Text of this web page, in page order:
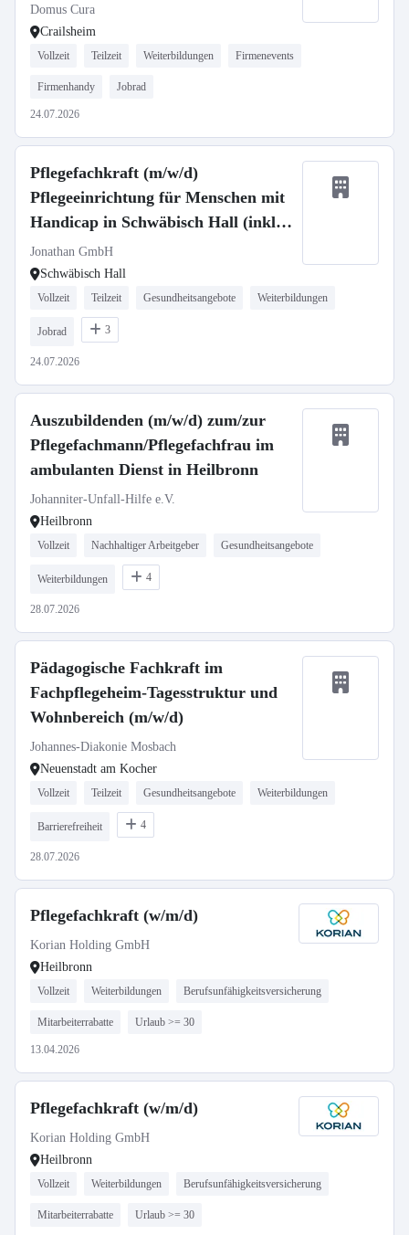
Domus Cura
Crailsheim
Vollzeit Teilzeit Weiterbildungen Firmenevents
Firmenhandy Jobrad
24.07.2026
Pflegefachkraft (m/w/d)
Pflegeeinrichtung für Menschen mit
Handicap in Schwäbisch Hall (inkl.
Willkommensprämie)
Jonathan GmbH
Schwäbisch Hall
Vollzeit Teilzeit Gesundheitsangebote Weiterbildungen
Jobrad 3
24.07.2026
Auszubildenden (m/w/d) zum/zur
Pflegefachmann/Pflegefachfrau im
ambulanten Dienst in Heilbronn
Johanniter-Unfall-Hilfe e.V.
Heilbronn
Vollzeit Nachhaltiger Arbeitgeber Gesundheitsangebote
Weiterbildungen 4
28.07.2026
Pädagogische Fachkraft im
Fachpflegeheim-Tagesstruktur und
Wohnbereich (m/w/d)
Johannes-Diakonie Mosbach
Neuenstadt am Kocher
Vollzeit Teilzeit Gesundheitsangebote Weiterbildungen
Barrierefreiheit 4
28.07.2026
Pflegefachkraft (w/m/d)
Korian Holding GmbH
Heilbronn
Vollzeit Weiterbildungen Berufsunfähigkeitsversicherung
Mitarbeiterrabatte Urlaub >= 30
13.04.2026
Pflegefachkraft (w/m/d)
Korian Holding GmbH
Heilbronn
Vollzeit Weiterbildungen Berufsunfähigkeitsversicherung
Mitarbeiterrabatte Urlaub >= 30